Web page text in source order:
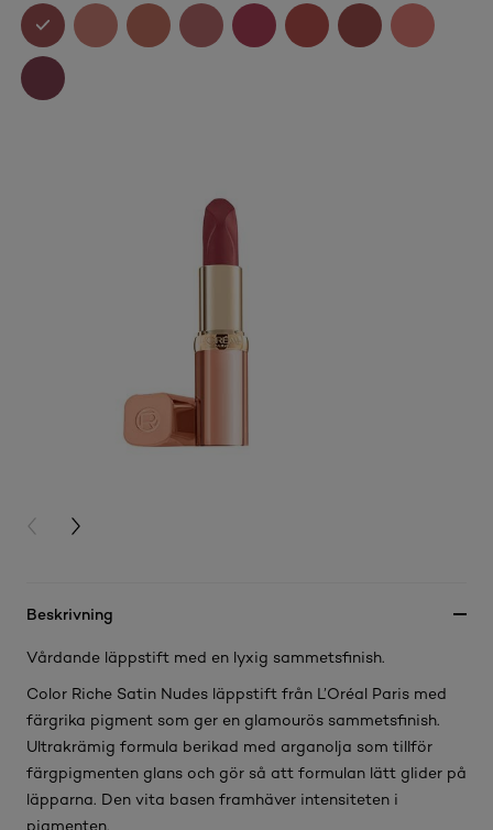
PREVIOUS CARD
NEXT CARD
Beskrivning
Vårdande läppstift med en lyxig sammetsfinish.
Color Riche Satin Nudes läppstift från L’Oréal Paris med
färgrika pigment som ger en glamourös sammetsfinish.
Ultrakrämig formula berikad med arganolja som tillför
färgpigmenten glans och gör så att formulan lätt glider på
läpparna. Den vita basen framhäver intensiteten i
pigmenten.